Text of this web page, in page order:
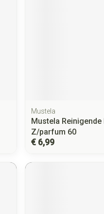
Mustela
Mustela
Z/parfum 60
€ 6,99